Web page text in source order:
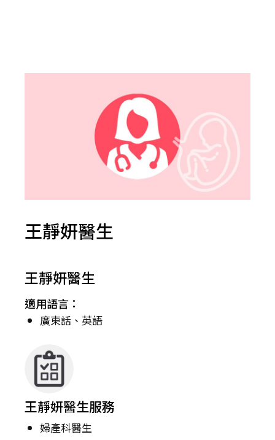
王靜妍醫生
王靜妍醫生
適用語言：
廣東話、英語
王靜妍醫生服務
婦產科醫生